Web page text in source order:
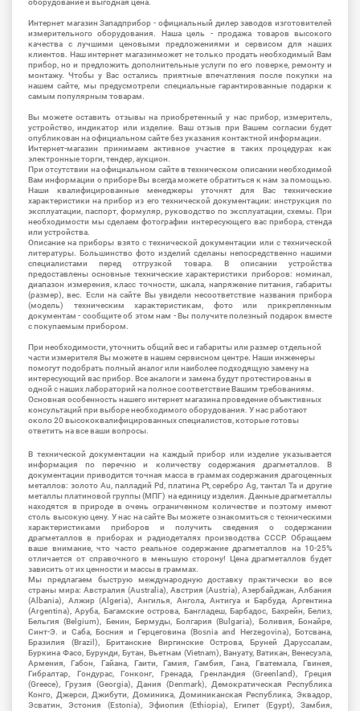
оборудование и выгодная цена.
Интернет магазин Западприбор - официальный дилер заводов изготовителей
измерительного оборудования. Наша цель - продажа товаров высокого
качества с лучшими ценовыми предложениями и сервисом для наших
клиентов. Наш интернет магазинможет не только продать необходимый Вам
прибор, но и предложить дополнительные услуги по его поверке, ремонту и
монтажу. Чтобы у Вас остались приятные впечатления после покупки на
нашем сайте, мы предусмотрели специальные гарантированные подарки к
самым популярным товарам.
Вы можете оставить отзывы на приобретенный у нас прибор, измеритель,
устройство, индикатор или изделие. Ваш отзыв при Вашем согласии будет
опубликован на официальном сайте без указания контактной информации.
Интернет-магазин принимаем активное участие в таких процедурах как
электронные торги, тендер, аукцион.
При отсутствии на официальном сайте в техническом описании необходимой
Вам информации о приборе Вы всегда можете обратиться к нам за помощью.
Наши квалифицированные менеджеры уточнят для Вас технические
характеристики на прибор из его технической документации: инструкция по
эксплуатации, паспорт, формуляр, руководство по эксплуатации, схемы. При
необходимости мы сделаем фотографии интересующего вас прибора, стенда
или устройства.
Описание на приборы взято с технической документации или с технической
литературы. Большинство фото изделий сделаны непосредственно нашими
специалистами перед отгрузкой товара. В описании устройства
предоставлены основные технические характеристики приборов: номинал,
диапазон измерения, класс точности, шкала, напряжение питания, габариты
(размер), вес. Если на сайте Вы увидели несоответствие названия прибора
(модель) техническим характеристикам, фото или прикрепленным
документам - сообщите об этом нам - Вы получите полезный подарок вместе
с покупаемым прибором.
При необходимости, уточнить общий вес и габариты или размер отдельной
части измерителя Вы можете в нашем сервисном центре. Наши инженеры
помогут подобрать полный аналог или наиболее подходящую замену на
интересующий вас прибор. Все аналоги и замена будут протестированы в
одной с наших лабораторий на полное соответствие Вашим требованиям.
Основная особенность нашего интернет магазина проведение объективных
консультаций при выборе необходимого оборудования. У нас работают
около 20 высококвалифицированных специалистов, которые готовы
ответить на все ваши вопросы.
В технической документации на каждый прибор или изделие указывается
информация по перечню и количеству содержания драгметаллов. В
документации приводится точная масса в граммах содержания драгоценных
металлов: золото Au, палладий Pd, платина Pt, серебро Ag, тантал Ta и другие
металлы платиновой группы (МПГ) на единицу изделия. Данные драгметаллы
находятся в природе в очень ограниченном количестве и поэтому имеют
столь высокую цену. У нас на сайте Вы можете ознакомиться с техническими
характеристиками приборов и получить сведения о содержании
драгметаллов в приборах и радиодеталях производства СССР. Обращаем
ваше внимание, что часто реальное содержание драгметаллов на 10-25%
отличается от справочного в меньшую сторону! Цена драгметаллов будет
зависить от их ценности и массы в граммах.
Мы предлагаем быструю международную доставку практически во все
страны мира: Австралия (Australia), Австрия (Austria), Азербайджан, Албания
(Albania), Алжир (Algeria), Ангилья, Ангола, Антигуа и Барбуда, Аргентина
(Argentina), Аруба, Багамские острова, Бангладеш, Барбадос, Бахрейн, Белиз,
Бельгия (Belgium), Бенин, Бермуды, Болгария (Bulgaria), Боливия, Бонайре,
Синт-Э. и Саба, Босния и Герцеговина (Bosnia and Herzegovina), Ботсвана,
Бразилия (Brazil), Британские Виргинские Острова, Бруней Даруссалам,
Буркина Фасо, Бурунди, Бутан, Вьетнам (Vietnam), Вануату, Ватикан, Венесуэла,
Армения, Габон, Гайана, Гаити, Гамия, Гамбия, Гана, Гватемала, Гвинея,
Гибралтар, Гондурас, Гонконг, Гренада, Гренландия (Greenland), Греция
(Greece), Грузия (Georgia), Дания (Denmark), Демократическая Республика
Конго, Джерси, Джибути, Доминика, Доминиканская Республика, Эквадор,
Эсватин, Эстония (Estonia), Эфиопия (Ethiopia), Египет (Egypt), Замбия,